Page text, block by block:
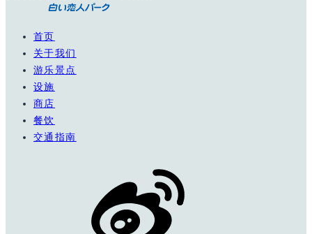
首页
关于我们
游乐景点
设施
商店
餐饮
交通指南